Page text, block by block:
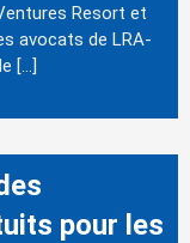
Resort et
avocats de LRA-
[…]
pour les